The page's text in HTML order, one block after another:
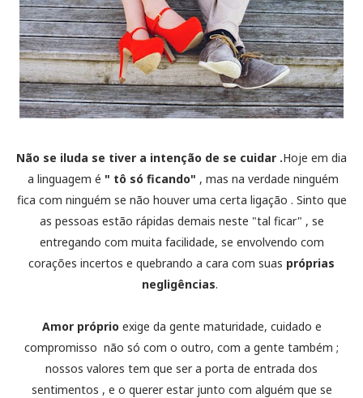
Não se iluda se tiver a intenção de se cuidar .Hoje em dia
a linguagem é " tô só ficando" , mas na verdade ninguém
fica com ninguém se não houver uma certa ligação . Sinto que
as pessoas estão rápidas demais neste "tal ficar" , se
entregando com muita facilidade, se envolvendo com
corações incertos e quebrando a cara com suas próprias
negligências.
Amor próprio exige da gente maturidade, cuidado e
compromisso não só com o outro, com a gente também ;
nossos valores tem que ser a porta de entrada dos
sentimentos , e o querer estar junto com alguém que se